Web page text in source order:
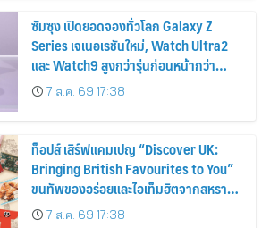
ซัมซุง เปิดยอดจองทั่วโลก Galaxy Z
Series เจเนอเรชันใหม่, Watch Ultra2
และ Watch9 สูงกว่ารุ่นก่อนหน้ากว่า
30%7 ส.ค. 69 17:38
ท็อปส์ เสิร์ฟแคมเปญ “Discover UK:
Bringing British Favourites to You”
ขนทัพของอร่อยและไอเท็มฮิตจากสหราช
อาณาจักร ส่งตรงถึงมือตั้งแต่วันนี้ – 18
7 ส.ค. 69 17:38